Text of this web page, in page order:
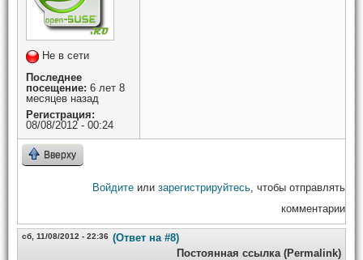
Не в сети
Последнее
посещение: 6 лет 8
месяцев назад
Регистрация:
08/08/2012 - 00:24
Вверху
Войдите или зарегистрируйтесь , чтобы отправлять
комментарии
сб, 11/08/2012 - 22:36 (Ответ на #8)
Постоянная ссылка (Permalink)